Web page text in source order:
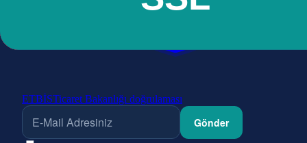
ETBİSTicaret Bakanlığı doğrulaması
Gönder